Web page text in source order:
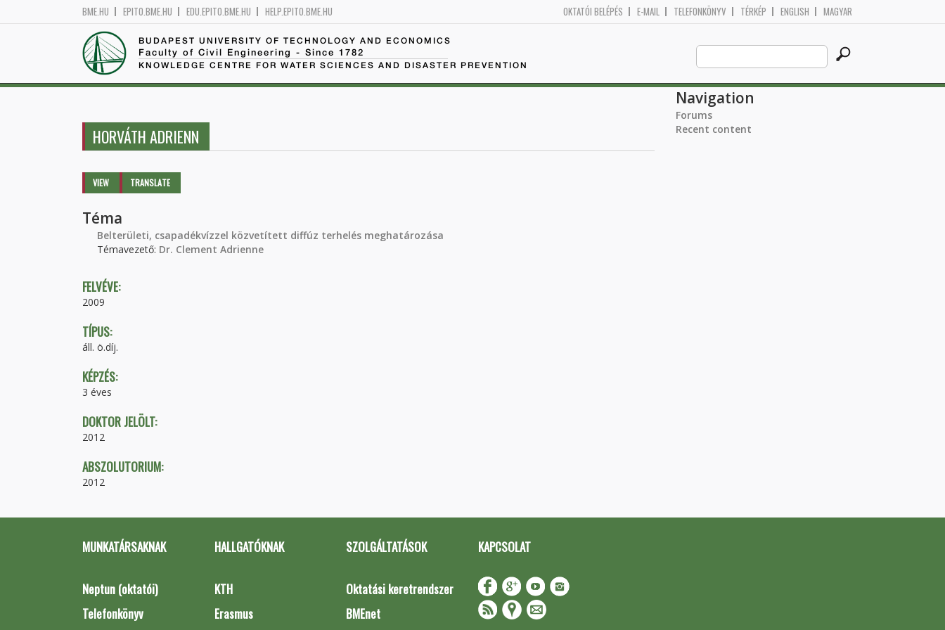
BME.HU EPITO.BME.HU EDU.EPITO.BME.HU HELP.EPITO.BME.HU OKTATÓI BELÉPÉS E-MAIL TELEFONKÖNYV TÉRKÉP ENGLISH MAGYAR
BUDAPEST UNIVERSITY OF TECHNOLOGY AND ECONOMICS
Faculty of Civil Engineering - Since 1782
KNOWLEDGE CENTRE FOR WATER SCIENCES AND DISASTER PREVENTION
Search
this
site
HORVÁTH ADRIENN
Primary tabs
VIEW (ACTIVETRANSLATE
Téma
Belterületi, csapadékvízzel közvetített diffúz terhelés meghatározása
Témavezető: Dr. Clement Adrienne
FELVÉVE:
2009
TÍPUS:
áll. ö.díj.
KÉPZÉS:
3 éves
DOKTOR JELÖLT:
2012
ABSZOLUTORIUM:
2012
Navigation
Forums
Recent content
MUNKATÁRSAKNAK
Neptun (oktatói)
Telefonkönyv
HALLGATÓKNAK
KTH
Erasmus
SZOLGÁLTATÁSOK
Oktatási keretrendszer
BMEnet
KAPCSOLAT